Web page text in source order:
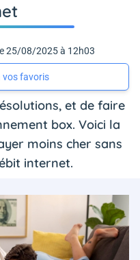
25/08/2025 à 12h03
vos favoris
et de faire
box. Voici la
moins cher sans
internet.